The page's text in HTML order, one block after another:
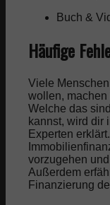
Buch &
Häufige
Viele
wollen,
Welche das
kannst, wird dir
Experten
vorzugehen
Außerdem
Finanzierung